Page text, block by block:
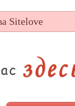
Sitelove